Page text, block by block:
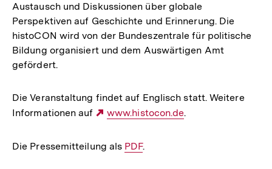
Austausch und Diskussionen über globale
Perspektiven auf Geschichte und Erinnerung. Die
histoCON wird von der Bundeszentrale für politische
Bildung organisiert und dem Auswärtigen Amt
gefördert.
Die Veranstaltung findet auf Englisch statt. Weitere
Informationen auf
Externer
www.histocon.de.
Die Pressemitteilung als Interner
PDF.